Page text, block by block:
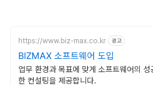
https://www.biz-max.co.kr 광고
BIZMAX 소프트웨어 도입
업무 환경과 목표에 맞게 소프트웨어의 성
한 컨설팅을 제공합니다.